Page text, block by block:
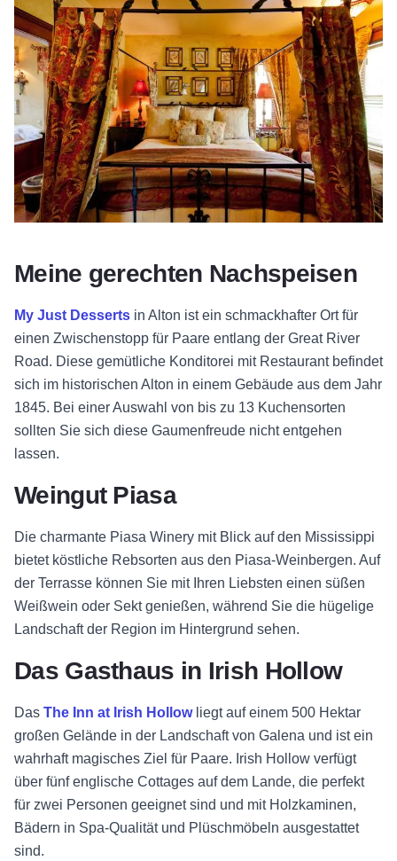
Meine gerechten Nachspeisen
My Just Desserts in Alton ist ein schmackhafter Ort für
einen Zwischenstopp für Paare entlang der Great River
Road. Diese gemütliche Konditorei mit Restaurant befindet
sich im historischen Alton in einem Gebäude aus dem Jahr
1845. Bei einer Auswahl von bis zu 13 Kuchensorten
sollten Sie sich diese Gaumenfreude nicht entgehen
lassen.
Weingut Piasa
Die charmante Piasa Winery mit Blick auf den Mississippi
bietet köstliche Rebsorten aus den Piasa-Weinbergen. Auf
der Terrasse können Sie mit Ihren Liebsten einen süßen
Weißwein oder Sekt genießen, während Sie die hügelige
Landschaft der Region im Hintergrund sehen.
Das Gasthaus in Irish Hollow
Das The Inn at Irish Hollowliegt auf einem 500 Hektar
großen Gelände in der Landschaft von Galena und ist ein
wahrhaft magisches Ziel für Paare. Irish Hollow verfügt
über fünf englische Cottages auf dem Lande, die perfekt
für zwei Personen geeignet sind und mit Holzkaminen,
Bädern in Spa-Qualität und Plüschmöbeln ausgestattet
sind.